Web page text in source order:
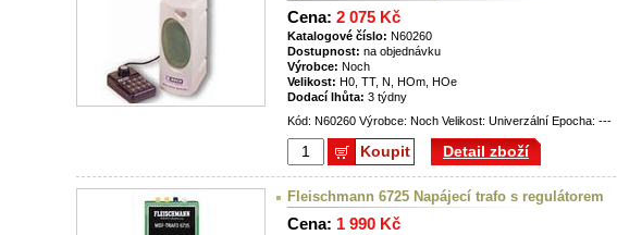
Cena: 2 075 Kč
Katalogové číslo: N60260
Dostupnost: na objednávku
Výrobce: Noch
Velikost: H0, TT, N, HOm, HOe
Dodací lhůta: 3 týdny
Kód: N60260 Výrobce: Noch Velikost: Univerzální Epocha: ---
Koupit Detail zboží
Fleischmann 6725 Napájecí trafo s regulátorem
Cena: 1 990 Kč